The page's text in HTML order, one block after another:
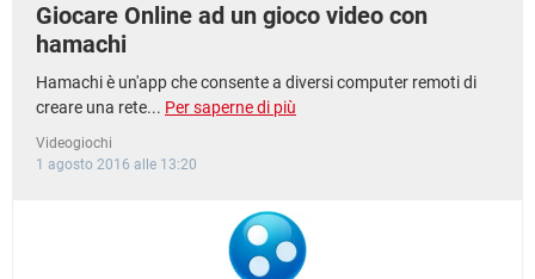
Giocare Online ad un gioco video con
hamachi
Hamachi è un'app che consente a diversi computer remoti di
creare una rete... Per saperne di più
Videogiochi
1 agosto 2016 alle 13:20